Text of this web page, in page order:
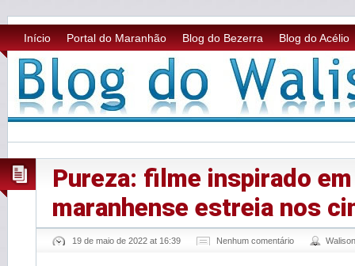
Início Portal do Maranhão Blog do Bezerra Blog do Acélio
Pureza: filme inspirado
maranhense estreia nos
19 de maio de 2022 at 16:39 Nenhum comentário